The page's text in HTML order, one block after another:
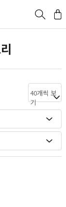
40개씩 보
기